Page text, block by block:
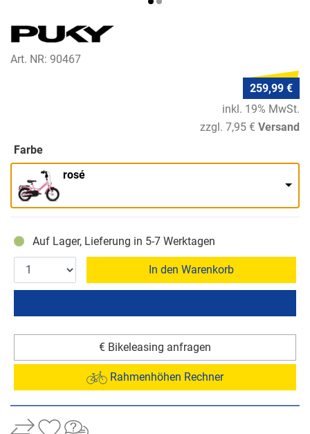
Art. NR: 90467
259,99 €
inkl. 19% MwSt.
zzgl. 7,95 € Versand
Farbe
rosé
Auf Lager, Lieferung in 5-7 Werktagen
In den Warenkorb
€ Bikeleasing anfragen
Rahmenhöhen Rechner